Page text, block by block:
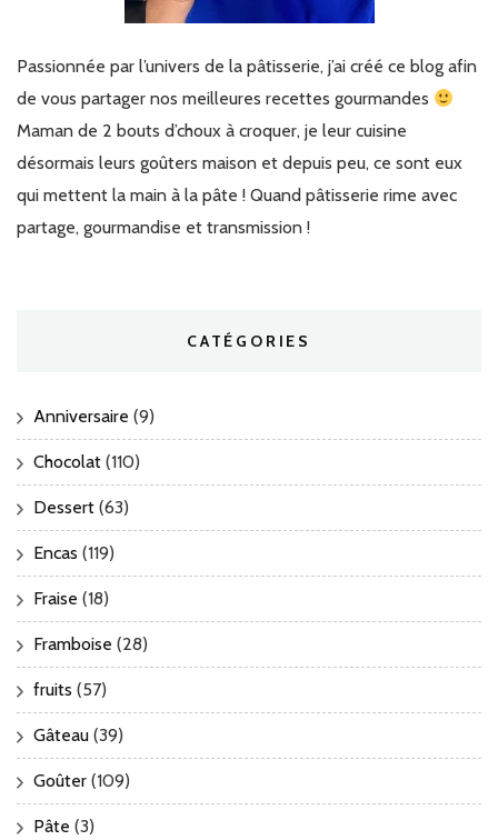
Passionnée par l’univers de la pâtisserie, j’ai créé ce blog afin
de vous partager nos meilleures recettes gourmandes
Maman de 2 bouts d’choux à croquer, je leur cuisine
désormais leurs goûters maison et depuis peu, ce sont eux
qui mettent la main à la pâte ! Quand pâtisserie rime avec
partage, gourmandise et transmission !
CATÉGORIES
Anniversaire (9)
Chocolat (110)
Dessert (63)
Encas (119)
Fraise (18)
Framboise (28)
fruits (57)
Gâteau (39)
Goûter (109)
Pâte (3)